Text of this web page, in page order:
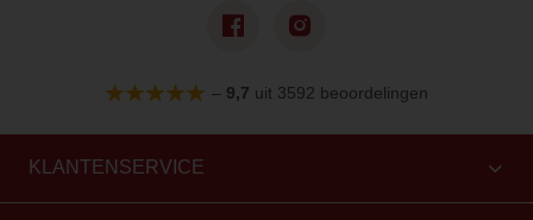
– 9,7 uit 3592 beoordelingen
KLANTENSERVICE